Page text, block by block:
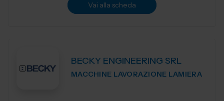
Vai alla scheda
BECKY ENGINEERING SRL
MACCHINE LAVORAZIONE LAMIERA